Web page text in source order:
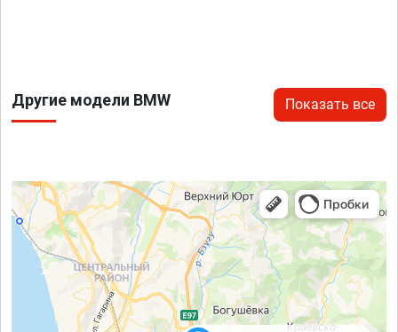
Другие модели BMW Показать все